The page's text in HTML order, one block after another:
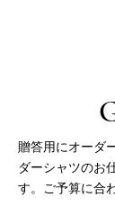
贈答用にオーダ
ダーシャツのお
す。ご予算に合